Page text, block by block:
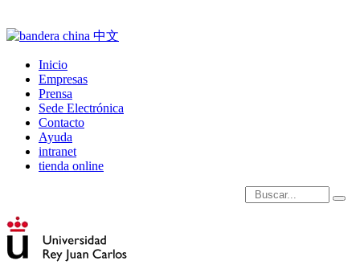
Inicio
Empresas
Prensa
Sede Electrónica
Contacto
Ayuda
intranet
tienda online
Introduce términos de